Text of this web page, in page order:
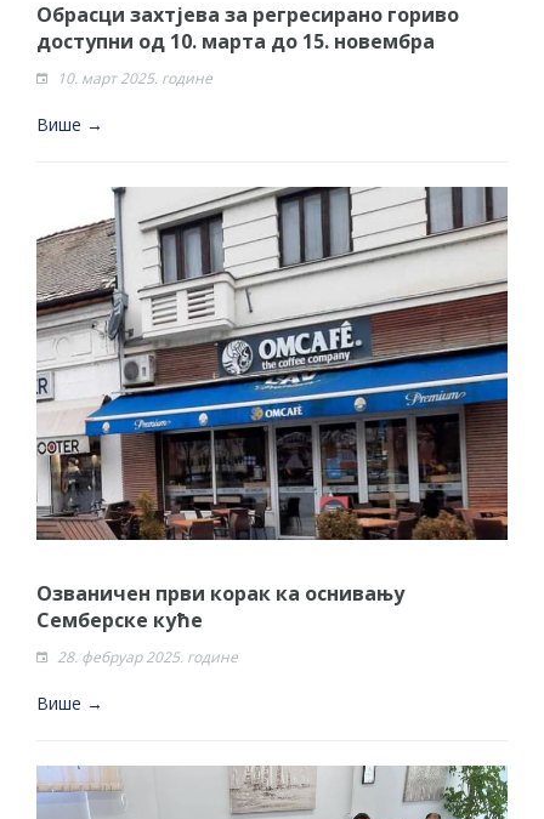
Обрасци захтјева за регресирано гориво
доступни од 10. марта до 15. новембра
10. март 2025. године
Више →
Озваничен први корак ка оснивању
Семберске куће
28. фебруар 2025. године
Више →